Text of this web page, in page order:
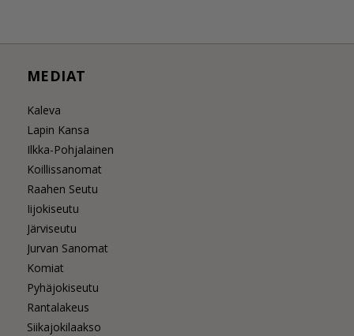
MEDIAT
Kaleva
Lapin Kansa
Ilkka-Pohjalainen
Koillissanomat
Raahen Seutu
Iijokiseutu
Järviseutu
Jurvan Sanomat
Komiat
Pyhäjokiseutu
Rantalakeus
Siikajokilaakso